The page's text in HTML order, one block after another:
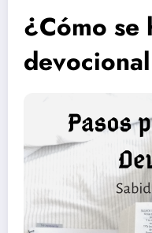
¿Cómo se